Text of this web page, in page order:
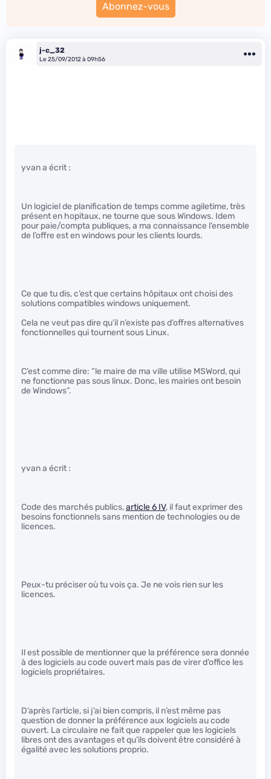
Abonnez-vous
j-c_32
Le 25/09/2012 à 09h56
yvan a écrit :
Un logiciel de planification de temps comme agiletime, très
présent en hopitaux, ne tourne que sous Windows. Idem
pour paie/compta publiques, a ma connaissance l’ensemble
de l’offre est en windows pour les clients lourds.
Ce que tu dis, c’est que certains hôpitaux ont choisi des
solutions compatibles windows uniquement.
Cela ne veut pas dire qu’il n’existe pas d’offres alternatives
fonctionnelles qui tournent sous Linux.
C’est comme dire: “le maire de ma ville utilise MSWord, qui
ne fonctionne pas sous linux. Donc, les mairies ont besoin
de Windows”.
yvan a écrit :
Code des marchés publics,article 6 IV, il faut exprimer des
besoins fonctionnels sans mention de technologies ou de
licences.
Peux-tu préciser où tu vois ça. Je ne vois rien sur les
licences.
Il est possible de mentionner que la préférence sera donnée
à des logiciels au code ouvert mais pas de virer d’office les
logiciels propriétaires.
D’après l’article, si j’ai bien compris, il n’est même pas
question de donner la préférence aux logiciels au code
ouvert. La circulaire ne fait que rappeler que les logiciels
libres ont des avantages et qu’ils doivent être considéré à
égalité avec les solutions proprio.